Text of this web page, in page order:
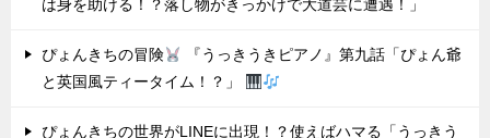
は身を助ける！？落し物がきっかけで大道芸に遭遇！」
ぴょんきちの冒険
『うっきうきピアノ』第九話「ぴょん爺
と英国風ティータイム！？」
ぴょんきちの世界がLINEに出現！？使えばハマる「うっきう